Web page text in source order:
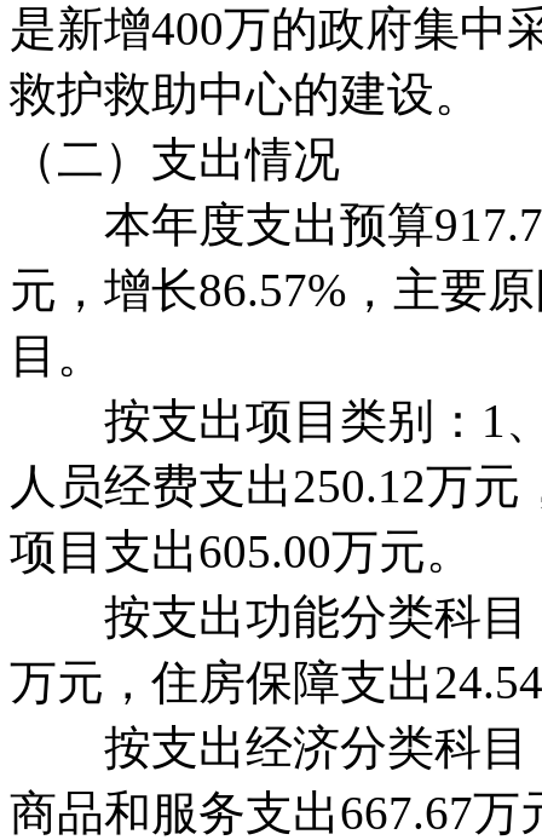
是新增400万的政府集中
救护救助中心的建设。
（二）支出情况
本年度支出预算
元，增长86.57%，主要
目。
按支出项目类别：1、
人员经费支出250.12万
项目支出605.00万元。
按支出功能分类科目
万元，住房保障支出
按支出经济分类科目
商品和服务支出667.67